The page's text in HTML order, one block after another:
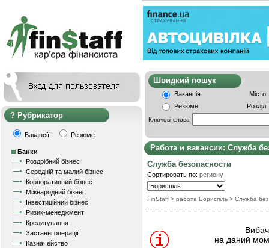
Рубрикатор
Вакансії Резюме
Банки
Роздрібний бізнес
Середній та малий бізнес
Корпоративний бізнес
Міжнародний бізнес
Інвестиційний бізнес
Ризик-менеджмент
Кредитування
Заставні операції
Казначейство
Швидкий
Вакансія
Місто
Резюме
Розділ
Ключові слова
Работа и вакансии: Служба
Служба безопасности
Сортировать по: региону
FinStaff > работа Бориспіль > Служба
на даний